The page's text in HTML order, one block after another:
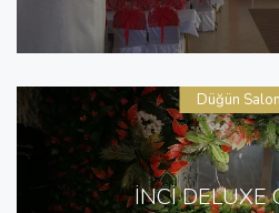
İNCİ DELUXE
Düğün